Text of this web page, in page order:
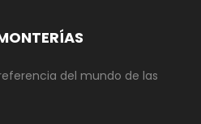
del mundo de las